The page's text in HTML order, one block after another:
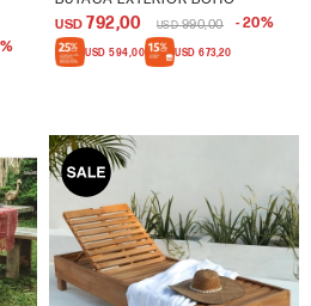
USD 792,00 USD 990,00 20
USD 594,00 USD 673,20